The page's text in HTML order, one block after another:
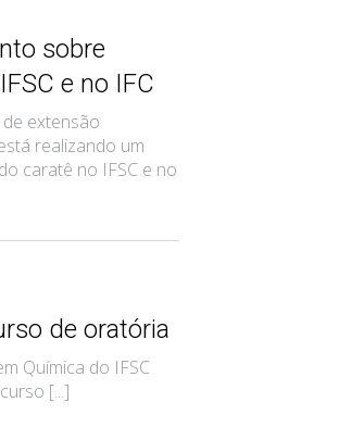
sobre
e no IFC
extensão
realizando um
caratê no IFSC e no
de oratória
Química do IFSC
[...]